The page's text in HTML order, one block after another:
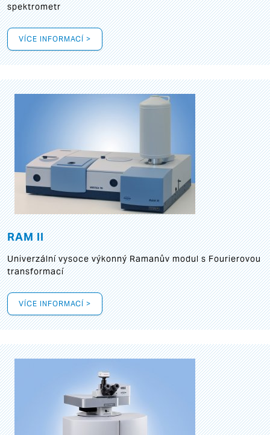
spektrometr
VÍCE INFORMACÍ >
RAM II
Univerzální vysoce výkonný Ramanův modul s Fourierovou
transformací
VÍCE INFORMACÍ >